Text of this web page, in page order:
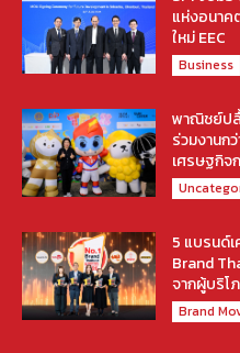
แห่งอนาค
ใหม่ EEC
Business
พาณิชย์ป
ร่วมงานก
เศรษฐกิจ
5 แบรนด์
Brand
จากผู้บริโ
Brand